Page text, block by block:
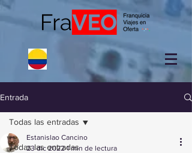
Entrada
Todas las entradas
Todas las entradas
Estanislao Cancino
23 dic 2022 1 min de lectura